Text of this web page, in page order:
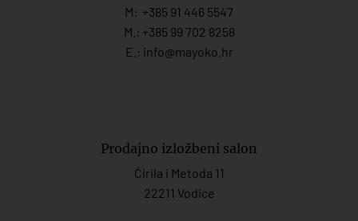
M: +385 91 446 5547
M.: +385 99 702 8258
E.: info@mayoko. hr
Prodajno izložbeni salon
Ćirila i Metoda 11
22211 Vodice